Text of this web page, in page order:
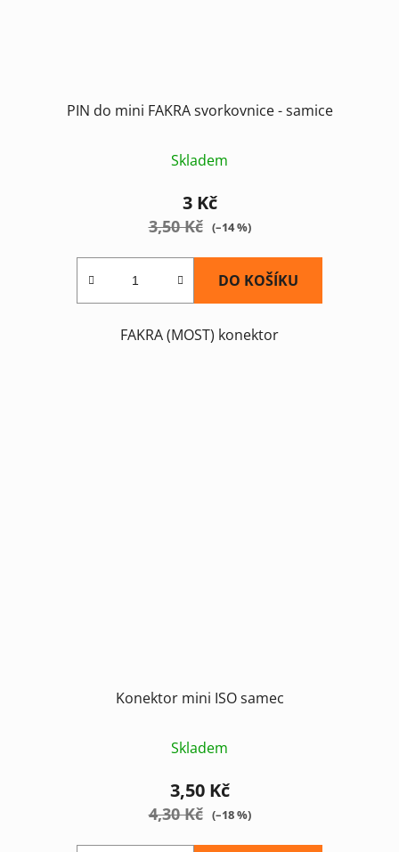
PIN do mini FAKRA svorkovnice - samice
Skladem
3 Kč
3,50 Kč (–14 %)
DO KOŠÍKU
FAKRA (MOST) konektor
Konektor mini ISO samec
Skladem
3,50 Kč
4,30 Kč (–18 %)